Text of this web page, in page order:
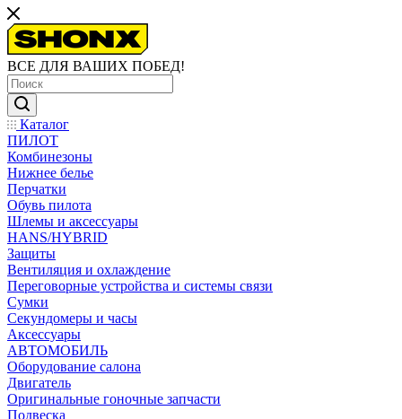
ВСЕ ДЛЯ ВАШИХ ПОБЕД!
Каталог
ПИЛОТ
Комбинезоны
Нижнее белье
Перчатки
Обувь пилота
Шлемы и аксессуары
HANS/HYBRID
Защиты
Вентиляция и охлаждение
Переговорные устройства и системы связи
Сумки
Секундомеры и часы
Аксессуары
АВТОМОБИЛЬ
Оборудование салона
Двигатель
Оригинальные гоночные запчасти
Подвеска